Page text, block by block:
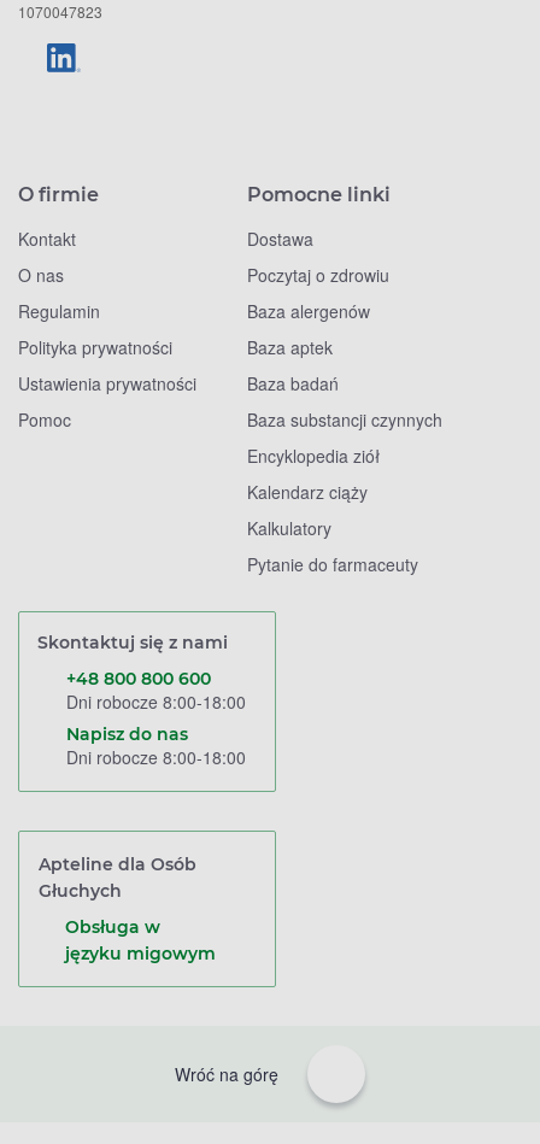
1070047823
O firmie
Kontakt
O nas
Regulamin
Polityka prywatności
Ustawienia prywatności
Pomoc
Pomocne linki
Dostawa
Poczytaj o zdrowiu
Baza alergenów
Baza aptek
Baza badań
Baza substancji czynnych
Encyklopedia ziół
Kalendarz ciąży
Kalkulatory
Pytanie do farmaceuty
Skontaktuj się z nami
+48 800 800 600
Dni robocze 8:00-18:00
Napisz do nas
Dni robocze 8:00-18:00
Apteline dla Osób
Głuchych
Obsługa w
języku migowym
Wróć na górę